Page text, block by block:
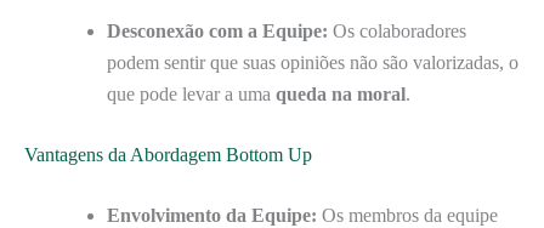
Desconexão com a Equipe: Os colaboradores
podem sentir que suas opiniões não são valorizadas, o
que pode levar a uma queda na moral.
Vantagens da Abordagem Bottom Up
Envolvimento da Equipe: Os membros da equipe